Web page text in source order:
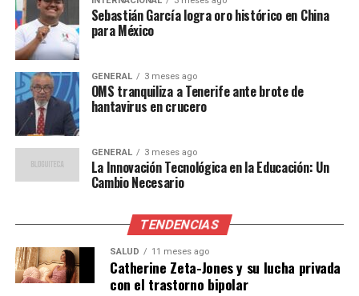
explorar opciones alternativas, como el aumento de las
importaciones de gas natural licuado (GNL) de Estados
Unidos y Qatar, y el impulso de proyectos de energía
eólica y solar.
Implicaciones y Futuro
Las implicaciones de la crisis energética son profundas.
A corto plazo, los gobiernos europeos están
considerando medidas de emergencia para proteger a
energético. Francia, por ejemplo, ha anunciado un tope
en el precio del gas para los hogares, mientras que
Alemania está evaluando subsidios para las industrias
más afectadas.
Sebastián García logra oro histórico en China
para México
GENERAL 3 meses ago
OMS tranquiliza a Tenerife ante brote de
hantavirus en crucero
GENERAL 3 meses ago
La Innovación Tecnológica en la Educación: Un
Cambio Necesario
TENDENCIAS
SALUD 11 meses ago
Catherine Zeta-Jones y su lucha privada
con el trastorno bipolar